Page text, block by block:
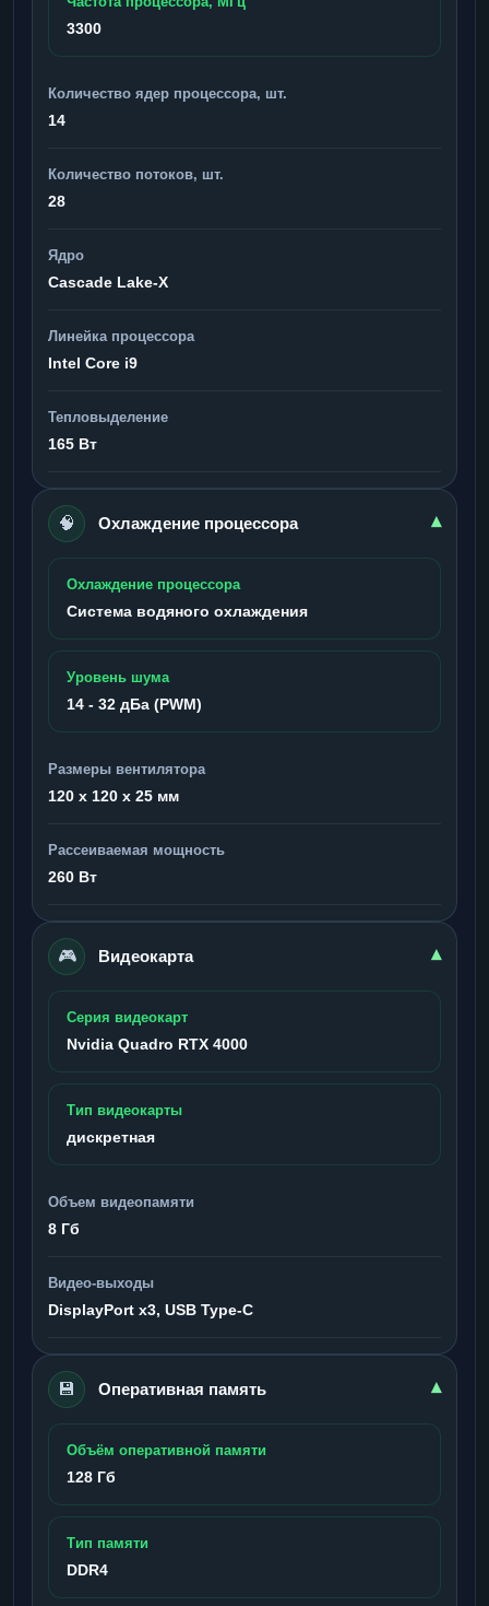
3300
Количество ядер процессора, шт.
14
Количество потоков, шт.
28
Ядро
Cascade Lake-X
Линейка процессора
Intel Core i9
Тепловыделение
165 Вт
🧠 Охлаждение процессора ▾
Охлаждение процессора
Система водяного охлаждения
Уровень шума
14 - 32 дБа (PWM)
Размеры вентилятора
120 x 120 x 25 мм
Рассеиваемая мощность
260 Вт
🎮 Видеокарта ▾
Серия видеокарт
Nvidia Quadro RTX 4000
Тип видеокарты
дискретная
Объем видеопамяти
8 Гб
Видео-выходы
DisplayPort x3, USB Type-C
💾 Оперативная память ▾
Объём оперативной памяти
128 Гб
Тип памяти
DDR4